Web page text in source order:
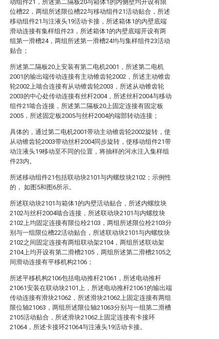
动组件21，所述第二隔板20与箱体1的内侧壁均开设有限
位槽22，两组所述限位槽22与移动组件21活动贴合，所述
移动组件21与注液头19活动卡接，所述箱体1的内壁底端
滑动连接有集样组件23，所述箱体1的内壁底端开设有两
组第一滑槽24，两组所述第一滑槽24均与集样组件23活动
贴合；
所述第二隔板20上安装有第二电机2001，所述第二电机
2001的输出端传动连接有主动锥齿轮2002，所述主动锥齿
轮2002上啮合连接有从动锥齿轮2003，所述从动锥齿轮
2003的中心处传动连接有丝杆2004，所述丝杆2004与移动
组件21啮合连接，所述第二隔板20上固定连接有固定板
2005，所述固定板2005与丝杆2004的端部转动连接；
具体的，通过第二电机2001带动主动锥齿轮2002旋转，使
从动锥齿轮2003带动丝杆2004同步旋转，使移动组件21带
动注液头19移动至不同的位置，将抽样的河水注入集样组
件23内。
所述移动组件21包括联动块2101与内螺纹块2102；示例性
的， 如图5和图6所示。
所述联动块2101与箱体1的内壁活动贴合，所述内螺纹块
2102与丝杆2004啮合连接，所述联动块2101与内螺纹块
2102上均固定连接有限位栓2103，两组所述限位栓2103分
别与一组限位槽22活动贴合，所述联动块2101与内螺纹块
2102之间固定连接有两组联动架2104，两组所述联动架
2104上均开设有第二滑槽2105，两组所述第二滑槽2105之
间滑动连接有平移机构2106；
所述平移机构2106包括电动推杆21061，所述电动推杆
21061安装在联动块2101上，所述电动推杆21061的输出端
传动连接有滑块21062，所述滑块21062上固定连接有两组
限位轴21063，两组所述限位轴21063分别与一组第二滑槽
2105活动贴合，所述滑块21062上固定连接有卡接环
21064，所述卡接环21064与注液头19活动卡接。